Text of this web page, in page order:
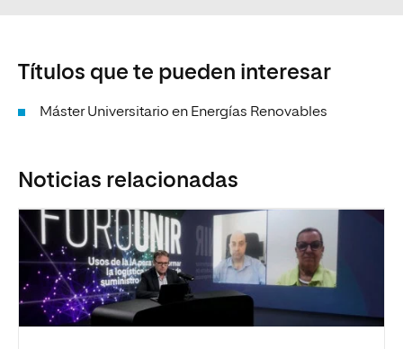
Títulos que te pueden interesar
Máster Universitario en Energías Renovables
Noticias relacionadas